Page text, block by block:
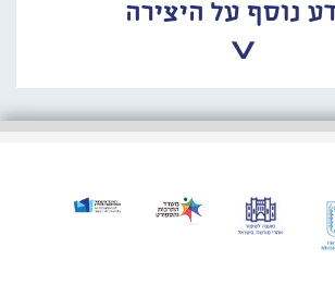
נוסף על היצירה